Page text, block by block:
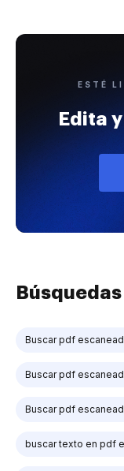
ESTÉ
Edita
Buscar pdf
Buscar pdf
Buscar pdf
buscar texto en pdf